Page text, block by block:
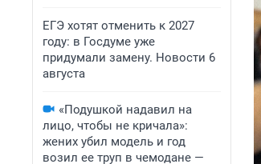
ЕГЭ хотят отменить к 2027
году: в Госдуме уже
придумали замену. Новости 6
августа
«Подушкой надавил на
лицо, чтобы не кричала»:
жених убил модель и год
возил ее труп в чемодане —